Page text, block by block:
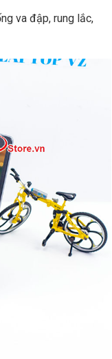
va đập, rung lắc,